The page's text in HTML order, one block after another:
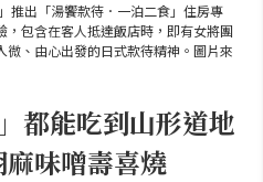
推出「湯饗款待．一泊二食」住房專
包含在客人抵達飯店時，即有女將團
、由心出發的日式款待精神。圖片來
都能吃到山形道地
味噌壽喜燒